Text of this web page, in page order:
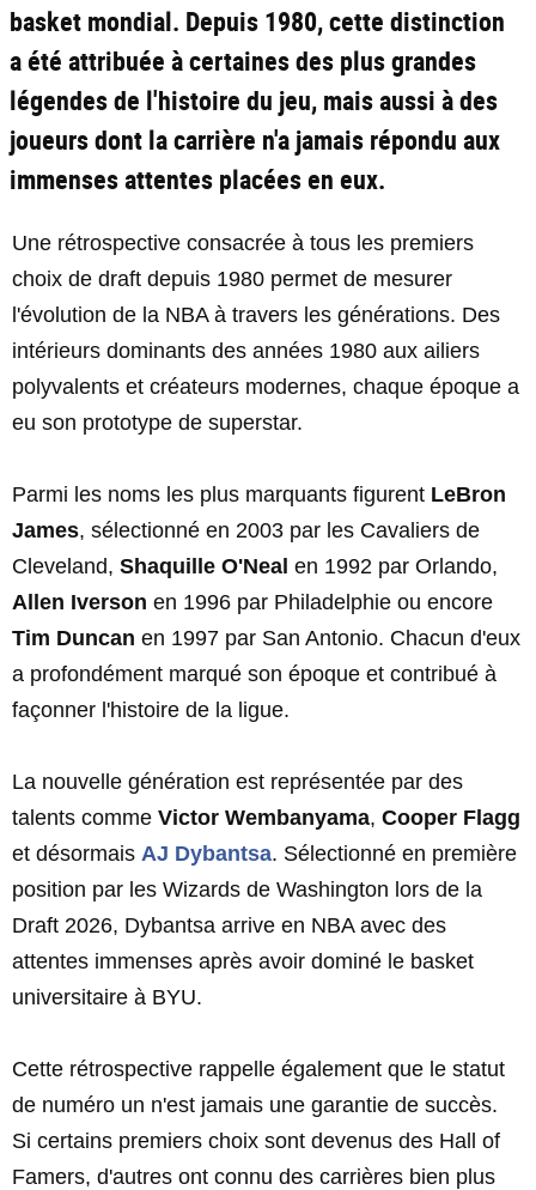
basket mondial. Depuis 1980, cette distinction
a été attribuée à certaines des plus grandes
légendes de l'histoire du jeu, mais aussi à des
joueurs dont la carrière n'a jamais répondu aux
immenses attentes placées en eux.
Une rétrospective consacrée à tous les premiers
choix de draft depuis 1980 permet de mesurer
l'évolution de la NBA à travers les générations. Des
intérieurs dominants des années 1980 aux ailiers
polyvalents et créateurs modernes, chaque époque a
eu son prototype de superstar.
Parmi les noms les plus marquants figurent LeBron
James, sélectionné en 2003 par les Cavaliers de
Cleveland, Shaquille O'Neal en 1992 par Orlando,
Allen Iverson en 1996 par Philadelphie ou encore
Tim Duncan en 1997 par San Antonio. Chacun d'eux
a profondément marqué son époque et contribué à
façonner l'histoire de la ligue.
La nouvelle génération est représentée par des
talents comme Victor Wembanyama, Cooper Flagg
et désormais AJ Dybantsa. Sélectionné en première
position par les Wizards de Washington lors de la
Draft 2026, Dybantsa arrive en NBA avec des
attentes immenses après avoir dominé le basket
universitaire à BYU.
Cette rétrospective rappelle également que le statut
de numéro un n'est jamais une garantie de succès.
Si certains premiers choix sont devenus des Hall of
Famers, d'autres ont connu des carrières bien plus